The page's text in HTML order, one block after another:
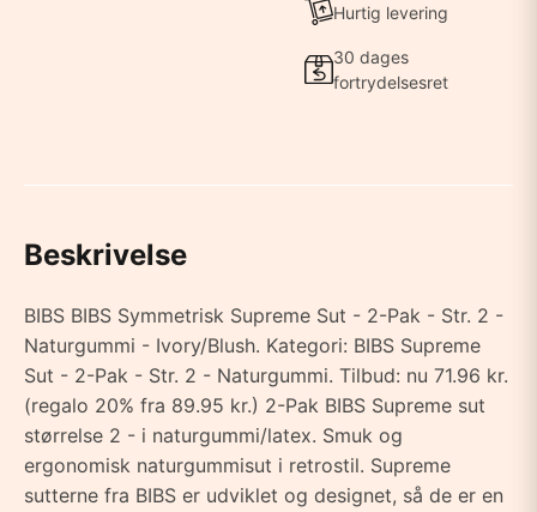
Hurtig levering
30 dages
fortrydelsesret
Beskrivelse
BIBS BIBS Symmetrisk Supreme Sut - 2-Pak - Str. 2 -
Naturgummi - Ivory/Blush. Kategori: BIBS Supreme
Sut - 2-Pak - Str. 2 - Naturgummi. Tilbud: nu 71.96 kr.
(regalo 20% fra 89.95 kr.) 2-Pak BIBS Supreme sut
størrelse 2 - i naturgummi/latex. Smuk og
ergonomisk naturgummisut i retrostil. Supreme
sutterne fra BIBS er udviklet og designet, så de er en